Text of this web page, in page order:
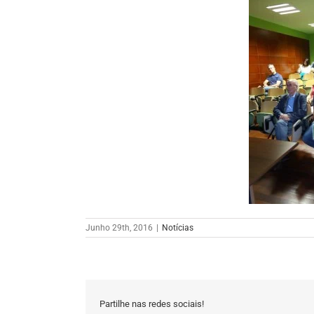
Junho 29th, 2016 | Notícias
Partilhe nas redes sociais!